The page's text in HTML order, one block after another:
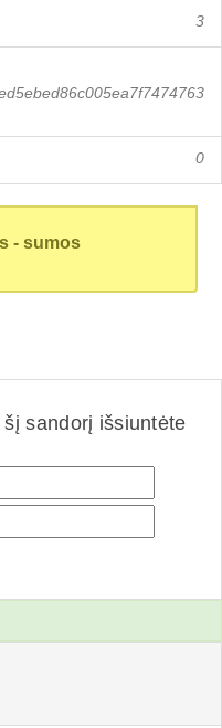
3
0
- sumos
sandorį išsiuntėte